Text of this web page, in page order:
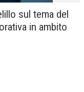
sul tema del
in ambito